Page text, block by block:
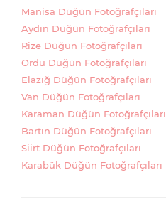
Manisa Düğün Fotoğrafçıları
Aydın Düğün Fotoğrafçıları
Rize Düğün Fotoğrafçıları
Ordu Düğün Fotoğrafçıları
Elazığ Düğün Fotoğrafçıları
Van Düğün Fotoğrafçıları
Karaman Düğün Fotoğrafçıları
Bartın Düğün Fotoğrafçıları
Siirt Düğün Fotoğrafçıları
Karabük Düğün Fotoğrafçıları